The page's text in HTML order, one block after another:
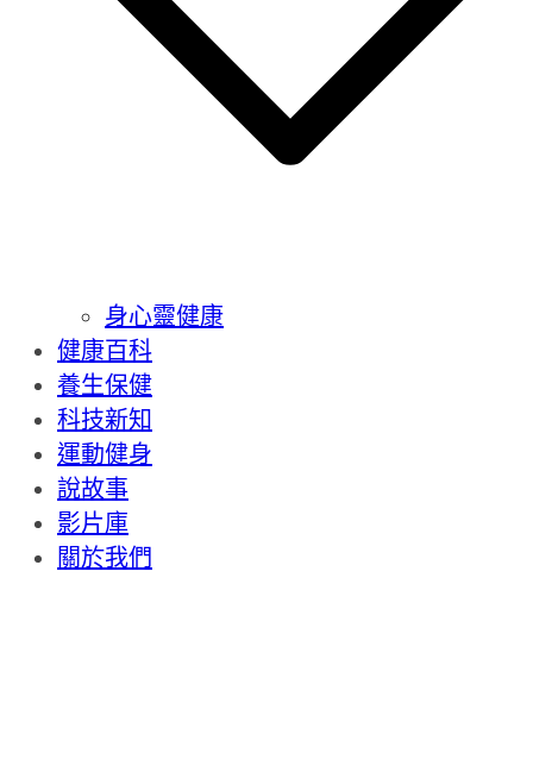
身心靈健康
健康百科
養生保健
科技新知
運動健身
說故事
影片庫
關於我們